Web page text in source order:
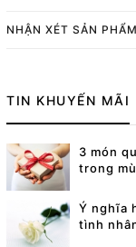
NHẬN XÉT SẢN PHẨM
TIN KHUYẾN MÃI
3 món
trong
Ý nghĩa
tình